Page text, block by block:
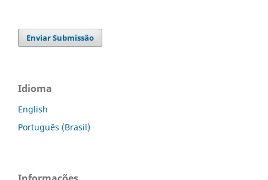
Enviar Submissão
Idioma
English
Português (Brasil)